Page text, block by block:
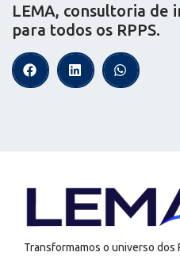
LEMA, consultoria de
para todos os RPPS.
Transformamos o universo dos